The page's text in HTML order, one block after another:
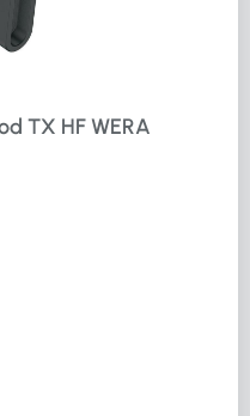
TX HF WERA